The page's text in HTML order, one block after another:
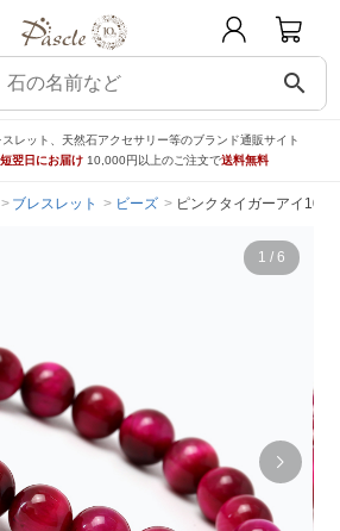
search
レット、天然石アクセサリー等のブランド通販サイト
翌日にお届け 10,000円以上のご注文で送料無料
ブレスレット ビーズ ピンクタイガーアイ
1 / 6